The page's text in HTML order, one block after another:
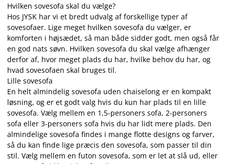
Hvilken sovesofa skal du vælge?
Hos JYSK har vi et bredt udvalg af forskellige typer af
sovesofaer. Lige meget hvilken sovesofa du vælger, er
komforten i højsædet, så man både sidder godt, men også får
en god nats søvn. Hvilken sovesofa du skal vælge afhænger
derfor af, hvor meget plads du har, hvilke behov du har, og
hvad sovesofaen skal bruges til.
Lille sovesofa
En helt almindelig sovesofa uden chaiselong er en kompakt
løsning, og er et godt valg hvis du kun har plads til en lille
sovesofa. Vælg mellem en 1,5-personers sofa, 2-personers
sofa eller 3-personers sofa hvis du har lidt mere plads. Den
almindelige sovesofa findes i mange flotte designs og farver,
så du kan finde lige præcis den sovesofa, som passer til din
stil. Vælg mellem en futon sovesofa, som er let at slå ud, eller